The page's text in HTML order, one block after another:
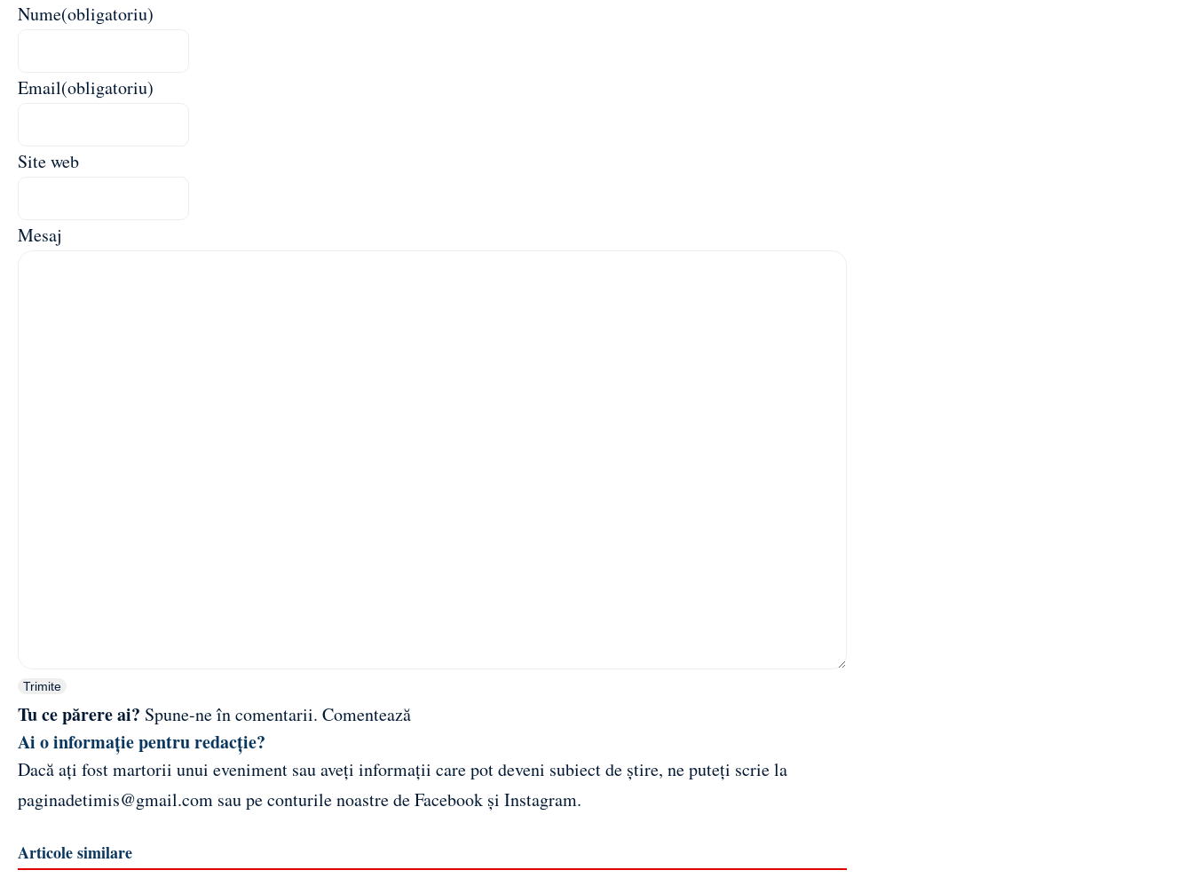
Nume(obligatoriu)
Email(obligatoriu)
Site web
Mesaj
Trimite
Tu ce părere ai? Spune-ne în comentarii. Comentează
Ai o informație pentru redacție?
Dacă ați fost martorii unui eveniment sau aveți informații care pot deveni subiect de știre, ne puteți scrie la
paginadetimis@gmail.com sau pe conturile noastre deFacebook și Instagram.
Articole similare